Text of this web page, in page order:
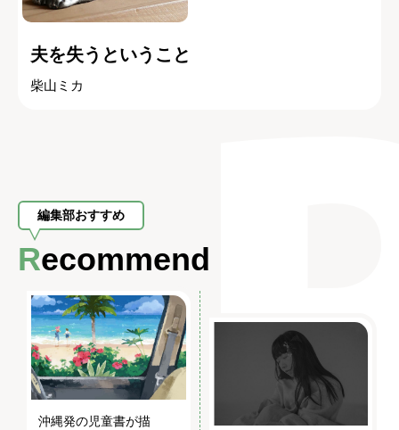
夫を失うということ
柴山ミカ
編集部おすすめ
Recommend
沖縄発の児童書が描